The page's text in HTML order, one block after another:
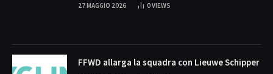
27 MAGGIO 2026 0VIEWS
FFWD allarga la squadra con Lieuwe Schipper